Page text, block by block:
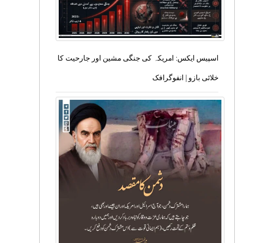
اسپیس ایکس: امریکہ کی جنگی مشین اور جارحیت کا
خلائی بازو | انفوگرافک